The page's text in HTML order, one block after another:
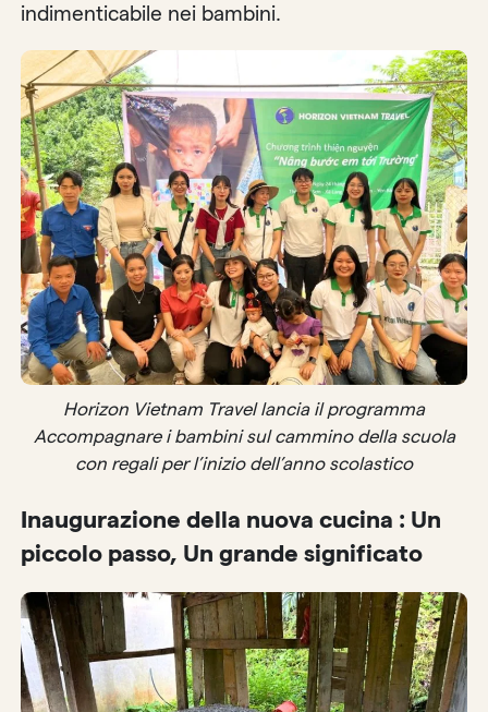
indimenticabile nei bambini.
Horizon Vietnam Travel lancia il programma
Accompagnare i bambini sul cammino della scuola
con regali per l’inizio dell’anno scolastico
Inaugurazione della nuova cucina : Un
piccolo passo, Un grande significato